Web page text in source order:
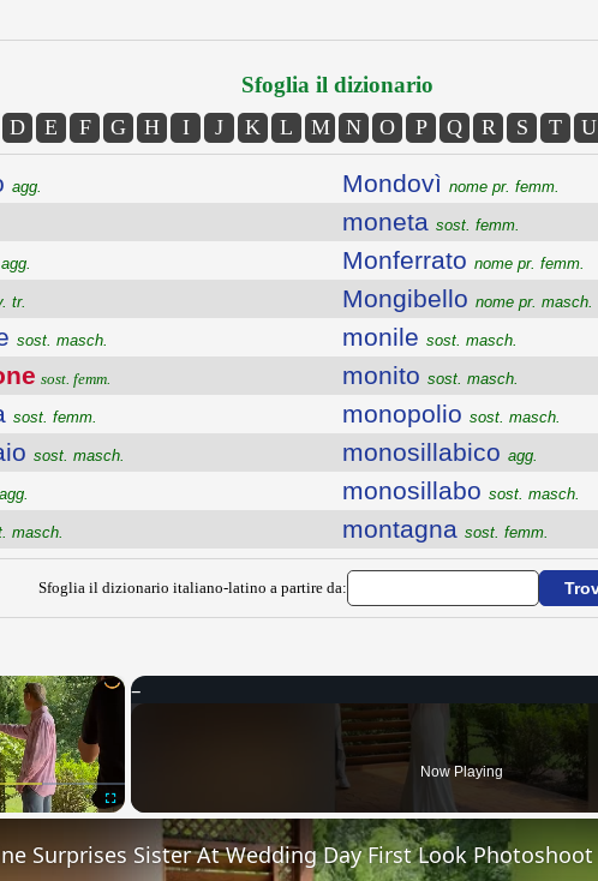
Sfoglia il dizionario
D E F G H I J K L M N O P Q R S T U
agg.
agg.
tr.
sost. masch.
sost. femm.
sost. femm.
sost. masch.
agg.
masch.
Mondovì nome pr. femm.
moneta sost. femm.
Monferrato nome pr. femm.
Mongibello nome pr. masch.
monile sost. masch.
monito sost. masch.
monopolio sost. masch.
monosillabico agg.
monosillabo sost. masch.
montagna sost. femm.
Sfoglia il dizionario italiano-latino a partire da:
×
Now Playing
Surprises Sister At Wedding Day First Look Photoshoot